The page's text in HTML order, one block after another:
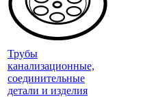
Трубы
канализационные,
соединительные
детали и изделия